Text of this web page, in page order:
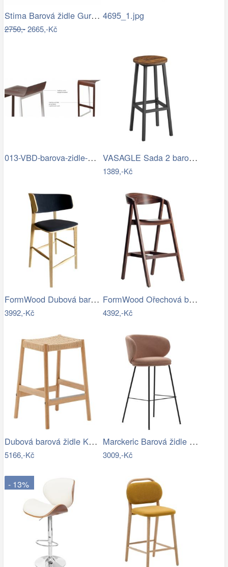
Stima Barová židle Guru masiv buk
2750,-2665,-Kč
4695_1.jpg
013-VBD-barova-zidle-B03-detail.jpg VASAGLE Sada 2 barových židlí kovový…
1389,-Kč
FormWood Dubová barová židle Nora 67 cm…
3992,-Kč
FormWood Ořechová barová židle Henry 72…
4392,-Kč
Dubová barová židle Kave Home Yalia s…
5166,-Kč
Marckeric Barová židle Rush 65 cm
3009,-Kč
- 13%